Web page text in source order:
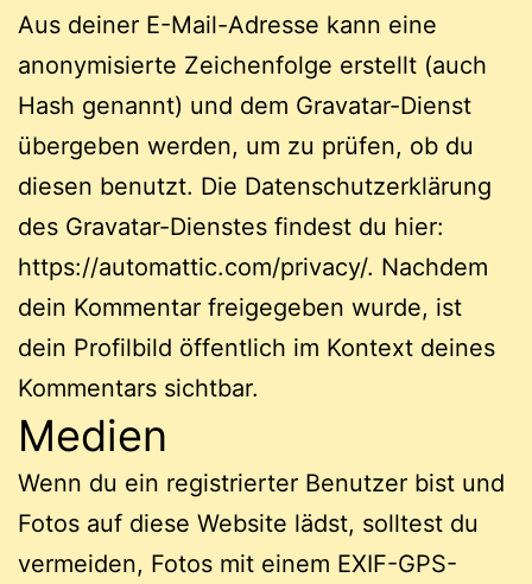
Aus deiner E-Mail-Adresse kann eine
anonymisierte Zeichenfolge erstellt (auch
Hash genannt) und dem Gravatar-Dienst
übergeben werden, um zu prüfen, ob du
diesen benutzt. Die Datenschutzerklärung
des Gravatar-Dienstes findest du hier:
https://automattic.com/privacy/. Nachdem
dein Kommentar freigegeben wurde, ist
dein Profilbild öffentlich im Kontext deines
Kommentars sichtbar.
Medien
Wenn du ein registrierter Benutzer bist und
Fotos auf diese Website lädst, solltest du
vermeiden, Fotos mit einem EXIF-GPS-